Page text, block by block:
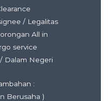
/ Legalitas
All in
service
Dalam Negeri
:
Berusaha )